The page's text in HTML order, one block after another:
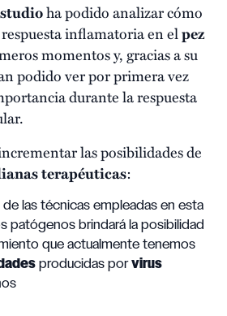
ha podido analizar cómo
inflamatoria en elpez
momentos y, gracias a su
podido ver por primera vez
durante la respuesta
las posibilidades de
terapéuticas:
las técnicas empleadas en esta
patógenos brindará la posibilidad
que actualmente tenemos
producidas por virus